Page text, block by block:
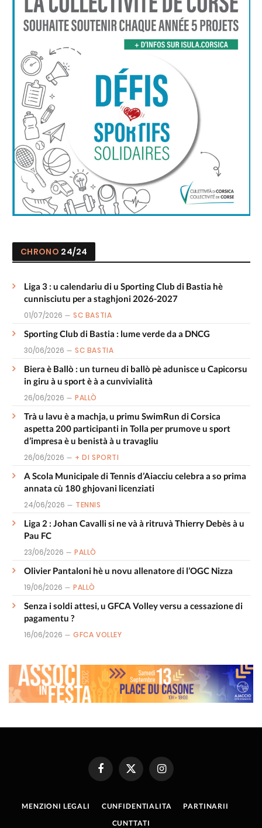
CHRONO 24/24
Liga 3 : u calendariu di u Sporting Club di Bastia hè
cunnisciutu per a staghjoni 2026-2027
01/07/2026 SC BASTIA
Sporting Club di Bastia : lume verde da a DNCG
30/06/2026 SC BASTIA
Biera è Ballò : un turneu di ballò pè adunisce u Capicorsu
in giru à u sport è à a cunvivialità
26/06/2026 PALLÒ
Trà u lavu è a machja, u primu SwimRun di Corsica
aspetta 200 participanti in Tolla per prumove u sport
d’impresa è u benistà à u travagliu
26/06/2026 + DI SPORTI
A Scola Municipale di Tennis d’Aiacciu celebra a so prima
annata cù 180 ghjovani licenziati
24/06/2026 TENNIS
Liga 2 : Johan Cavalli si ne và à ritruvà Thierry Debès à u
Pau FC
23/06/2026 PALLÒ
Olivier Pantaloni hè u novu allenatore di l’OGC Nizza
19/06/2026 PALLÒ
Senza i soldi attesi, u GFCA Volley versu a cessazione di
pagamentu ?
16/06/2026 GFCA VOLLEY
FacebookX
(Twitter)
Instagram
MENZIONI LEGALI CUNFIDENTIALITA
PARTINARII
CUNTTATI